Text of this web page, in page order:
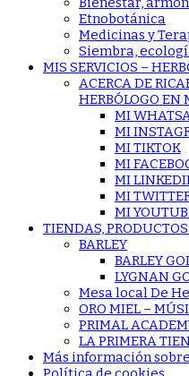
Etnobotánica
Medicinas y
Siembra,
MIS SERVICIOS –
ACERCA DE
HERBÓLOGO EN
MI
MI
MI TIKTOK
MI
MI
MI
MI
TIENDAS,
BARLEY
BARLEY
LYGNAN
Mesa local De
ORO MIEL –
PRIMAL
LA PRIMERA
Más información